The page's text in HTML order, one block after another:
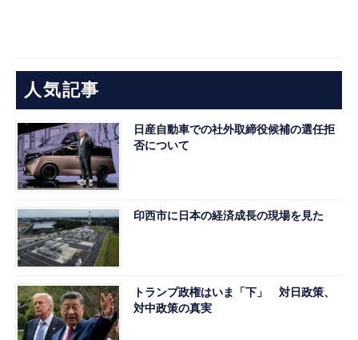
人気記事
日産自動車での社外取締役候補の選任拒
否について
印西市に日本の経済成長の現場を見た
トランプ政権はいま「下」 対日政策、
対中政策の真実